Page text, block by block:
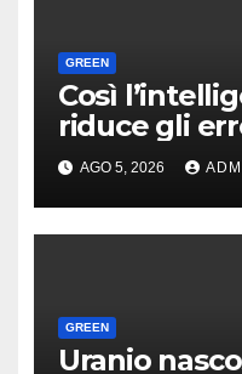
GREEN
Così
riduce gli
nucleari
AGO 5, 2026
GREEN
Uranio